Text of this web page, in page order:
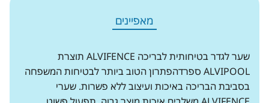
מאפיינים
שער לגדר בטיחותית לבריכה ALVIFENCE תוצרת
ALVIPOOL ספרדהפתרון הטוב ביותר לבטיחות המשפחה
בסביבת הבריכה באיכות ועיצוב ללא פשרות. שערי